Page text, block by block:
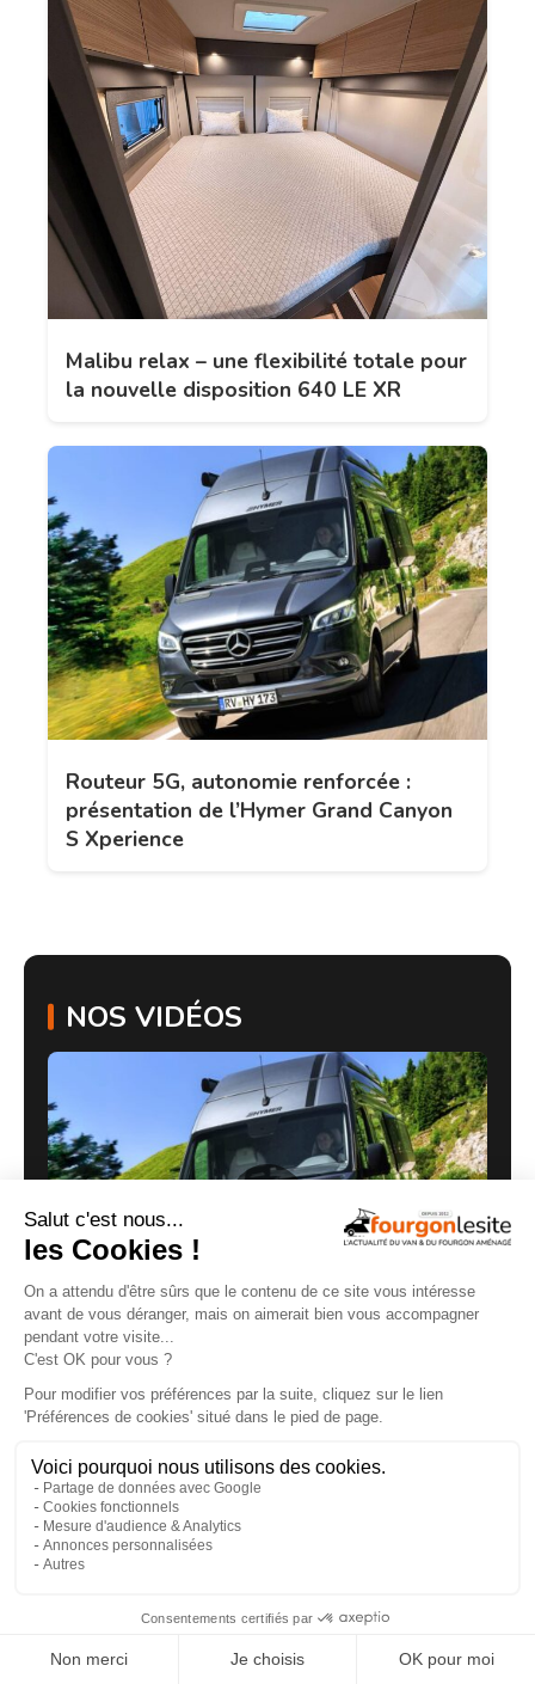
Malibu relax – une flexibilité totale pour
la nouvelle disposition 640 LE XR
Routeur 5G, autonomie renforcée :
présentation de l’Hymer Grand Canyon
S Xperience
NOS VIDÉOS
présentation de l’Hymer Grand Canyon S
Xperience
29/07/2026